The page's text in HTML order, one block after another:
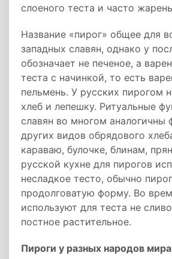
слоеного теста и часто
Название «пирог» общее для
западных славян, однако у
обозначает не печеное, а
теста с начинкой, то есть
пельмень. У русских пирогом
хлеб и лепешку. Ритуальные
славян во многом аналогичны
других видов обрядового
караваю, булочке, блинам,
русской кухне для пирогов
несладкое тесто, обычно
продолговатую форму. Во
используют для теста не
постное растительное.
Пироги у разных народов мира